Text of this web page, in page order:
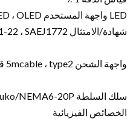
LED واجهة المستخدم LED ، OLED ، زر حدد
شهادة/الامتثال CE/IEC61851-1 ، IEC61851-22 ، SAEJ1772
واجهة الشحن 5mcable ، type2 قابس
سلك السلطة Pug ​​Schuko/NEMA6-20P
الخصائص الفيزيائية